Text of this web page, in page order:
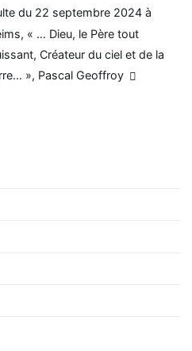
du 22 septembre 2024 à
« … Dieu, le Père tout
Créateur du ciel et de la
», Pascal Geoffroy